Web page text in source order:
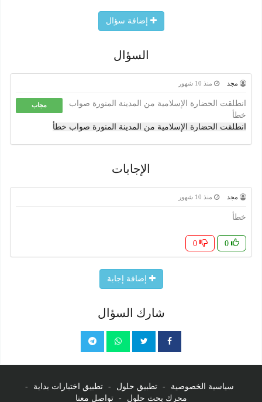
إضافة سؤال
السؤال
مجد منذ 10 شهور
مجاب
انطلقت الحضارة الإسلامية من المدينة المنورة صواب
خطأ
انطلقت الحضارة الإسلامية من المدينة المنورة صواب خطأ
الإجابات
مجد منذ 10 شهور
خطأ
0
0
إضافة إجابة
شارك السؤال
سياسية الخصوصية - تطبيق حلول - تطبيق اختبارات بداية
-
محرك بحث حلول
- تواصل معنا